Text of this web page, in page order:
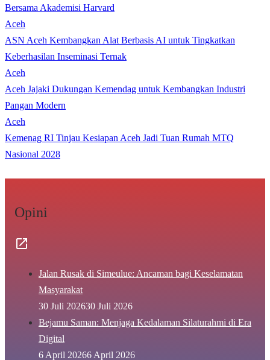
Bersama Akademisi Harvard
Aceh
ASN Aceh Kembangkan Alat Berbasis AI untuk Tingkatkan
Keberhasilan Inseminasi Ternak
Aceh
Aceh Jajaki Dukungan Kemendag untuk Kembangkan Industri
Pangan Modern
Aceh
Kemenag RI Tinjau Kesiapan Aceh Jadi Tuan Rumah MTQ
Nasional 2028
Opini
Jalan Rusak di Simeulue: Ancaman bagi Keselamatan
Masyarakat
30 Juli 202630 Juli 2026
Bejamu Saman: Menjaga Kedalaman Silaturahmi di Era
Digital
6 April 20266 April 2026